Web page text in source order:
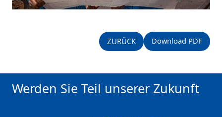
ZURÜCK Download PDF
Werden Sie Teil unserer Zukunft